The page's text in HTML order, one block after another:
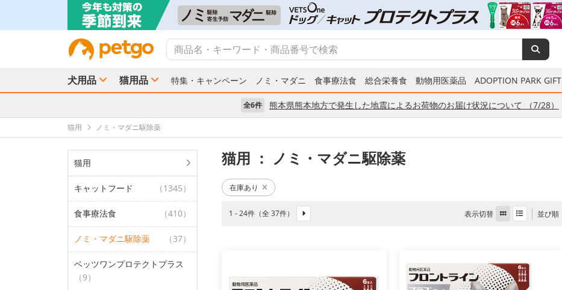
犬用品 猫用品 特集・キャンペーン ノミ・マダニ 食事療法食 総合栄養食 動物用医薬品 ADOPTION PARK GIFT
全6件 熊本県熊本地方で発生した地震によるお荷物のお届け状況について （7/28）
猫用 ノミ・マダニ駆除薬
猫用
キャットフード （1345）
食事療法食 （410）
ノミ・マダニ駆除薬 （37）
ベッツワンプロテクトプラス
（9）
猫用 ： ノミ・マダニ駆除薬
在庫あり
1 - 24件（全 37件） 表示切替 並び順